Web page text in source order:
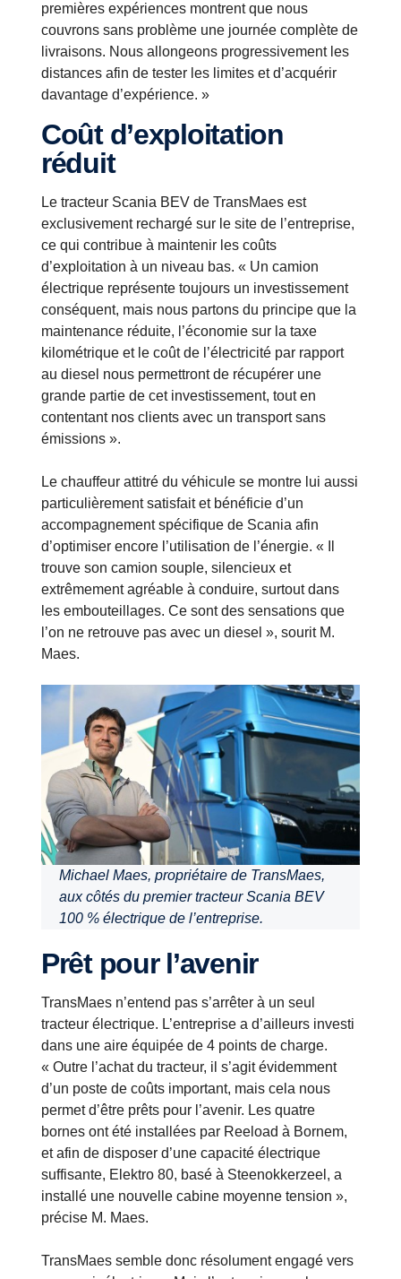
premières expériences montrent que nous
couvrons sans problème une journée complète de
livraisons. Nous allongeons progressivement les
distances afin de tester les limites et d’acquérir
davantage d’expérience. »
Coût d’exploitation
réduit
Le tracteur Scania BEV de TransMaes est
exclusivement rechargé sur le site de l’entreprise,
ce qui contribue à maintenir les coûts
d’exploitation à un niveau bas. « Un camion
électrique représente toujours un investissement
conséquent, mais nous partons du principe que la
maintenance réduite, l’économie sur la taxe
kilométrique et le coût de l’électricité par rapport
au diesel nous permettront de récupérer une
grande partie de cet investissement, tout en
contentant nos clients avec un transport sans
émissions ».
Le chauffeur attitré du véhicule se montre lui aussi
particulièrement satisfait et bénéficie d’un
accompagnement spécifique de Scania afin
d’optimiser encore l’utilisation de l’énergie. « Il
trouve son camion souple, silencieux et
extrêmement agréable à conduire, surtout dans
les embouteillages. Ce sont des sensations que
l’on ne retrouve pas avec un diesel », sourit M.
Maes.
Michael Maes, propriétaire de TransMaes,
aux côtés du premier tracteur Scania BEV
100 % électrique de l’entreprise.
Prêt pour l’avenir
TransMaes n’entend pas s’arrêter à un seul
tracteur électrique. L’entreprise a d’ailleurs investi
dans une aire équipée de 4 points de charge.
« Outre l’achat du tracteur, il s’agit évidemment
d’un poste de coûts important, mais cela nous
permet d’être prêts pour l’avenir. Les quatre
bornes ont été installées par Reeload à Bornem,
et afin de disposer d’une capacité électrique
suffisante, Elektro 80, basé à Steenokkerzeel, a
installé une nouvelle cabine moyenne tension »,
précise M. Maes.
TransMaes semble donc résolument engagé vers